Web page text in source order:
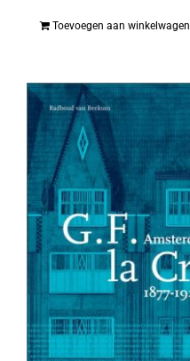
Toevoegen aan winkelwagen